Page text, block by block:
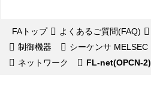
FAトップ よくあるご質問(FAQ)
制御機器
シーケンサ MELSEC
ネットワーク
FL-net(OPCN-2)